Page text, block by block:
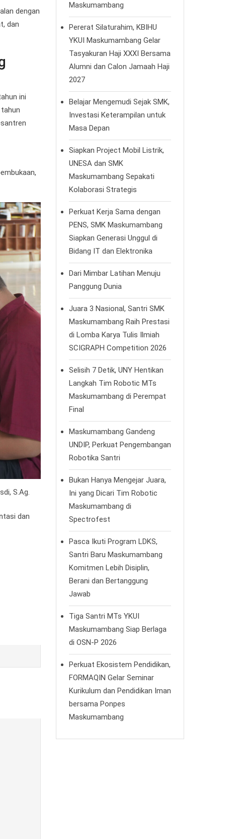
dengan
dan
ini
S.Ag.
dan
Maskumambang
Pererat Silaturahim, KBIHU
YKUI Maskumambang Gelar
Tasyakuran Haji XXXI Bersama
Alumni dan Calon Jamaah Haji
2027
Belajar Mengemudi Sejak SMK,
Investasi Keterampilan untuk
Masa Depan
Siapkan Project Mobil Listrik,
UNESA dan SMK
Maskumambang Sepakati
Kolaborasi Strategis
Perkuat Kerja Sama dengan
PENS, SMK Maskumambang
Siapkan Generasi Unggul di
Bidang IT dan Elektronika
Dari Mimbar Latihan Menuju
Panggung Dunia
Juara 3 Nasional, Santri SMK
Maskumambang Raih Prestasi
di Lomba Karya Tulis Ilmiah
SCIGRAPH Competition 2026
Selisih 7 Detik, UNY Hentikan
Langkah Tim Robotic MTs
Maskumambang di Perempat
Final
Maskumambang Gandeng
UNDIP, Perkuat Pengembangan
Robotika Santri
Bukan Hanya Mengejar Juara,
Ini yang Dicari Tim Robotic
Maskumambang di
Spectrofest
Pasca Ikuti Program LDKS,
Santri Baru Maskumambang
Komitmen Lebih Disiplin,
Berani dan Bertanggung
Jawab
Tiga Santri MTs YKUI
Maskumambang Siap Berlaga
di OSN-P 2026
Perkuat Ekosistem Pendidikan,
FORMAQIN Gelar Seminar
Kurikulum dan Pendidikan Iman
bersama Ponpes
Maskumambang